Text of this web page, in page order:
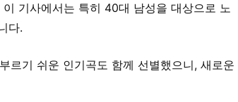
기사에서는 특히 40대 남성을 대상으로 노
다.
르기 쉬운 인기곡도 함께 선별했으니, 새로운